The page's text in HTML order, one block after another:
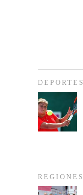
DEPORTES
REGIONES